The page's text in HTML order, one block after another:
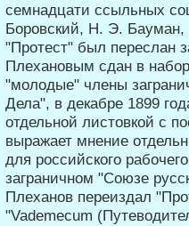
семнадцати ссыльных
Боровский, Н. Э.
"Протест" был переслан
Плехановым сдан в
"молодые" члены
Дела", в декабре 1899
отдельной листовкой с
выражает мнение
для российского
заграничном "Союзе
Плеханов переиздал
"Vademecum